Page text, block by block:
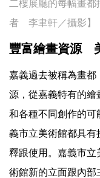
二樓展廳的每幅畫
者 李聿軒／攝影】
豐富繪畫資源
嘉義過去被稱為畫都
源，從嘉義特有的繪
和各種不同創作的可
義市立美術館都具有
釋跟使用。嘉義市立
術館新的立面跟內